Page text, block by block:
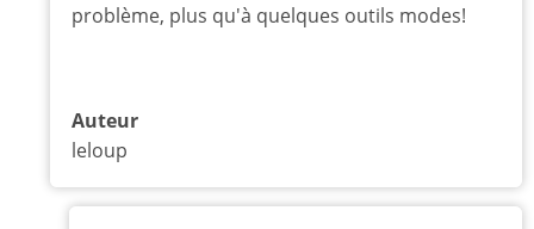
problème, plus qu'à quelques outils modes!
Auteur
leloup